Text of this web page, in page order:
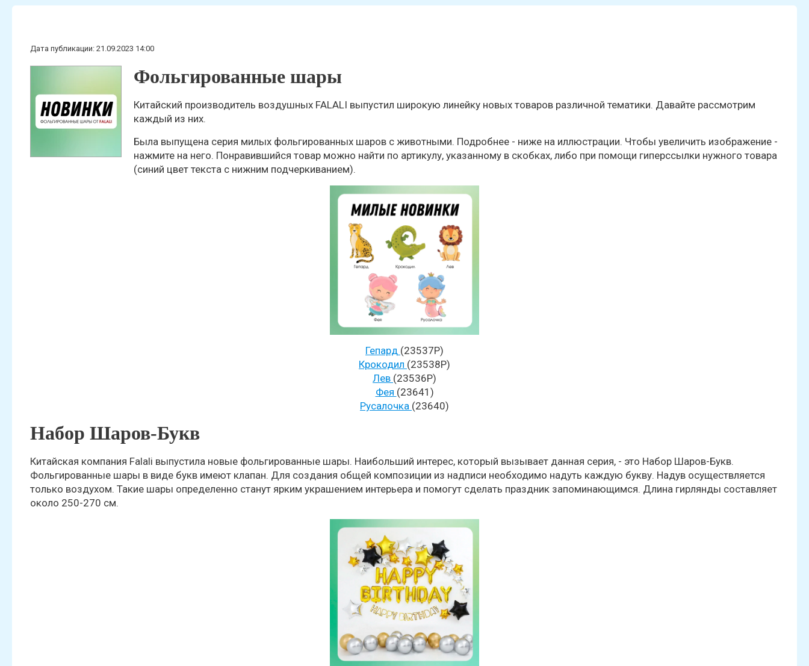
Статьи
Дата публикации: 21.09.2023 14:00
Фольгированные шары
Китайский производитель воздушных FALALI выпустил широкую линейку новых товаров различной тематики. Давайте рассмотрим
каждый из них.
Была выпущена серия милых фольгированных шаров с животными. Подробнее - ниже на иллюстрации. Чтобы увеличить изображение -
нажмите на него. Понравившийся товар можно найти по артикулу, указанному в скобках, либо при помощи гиперссылки нужного товара
(синий цвет текста с нижним подчеркиванием).
Гепард (23537P)
Крокодил (23538P)
Лев (23536P)
Фея (23641)
Русалочка (23640)
Набор Шаров-Букв
Китайская компания Falali выпустила новые фольгированные шары. Наибольший интерес, который вызывает данная серия, - это Набор Шаров-Букв.
Фольгированные шары в виде букв имеют клапан. Для создания общей композиции из надписи необходимо надуть каждую букву. Надув осуществляется
только воздухом. Такие шары определенно станут ярким украшением интерьера и помогут сделать праздник запоминающимся. Длина гирлянды составляет
около 250-270 см.